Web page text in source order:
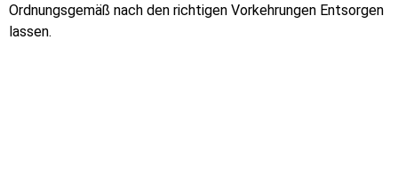
Ordnungsgemäß nach den richtigen Vorkehrungen Entsorgen
lassen.